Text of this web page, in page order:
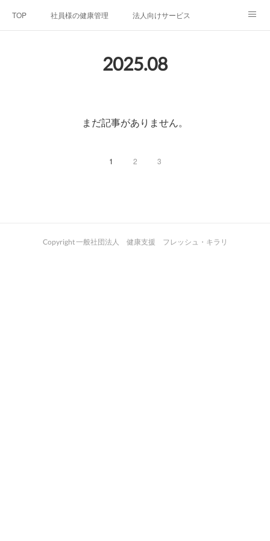
TOP 社員様の健康管理 法人向けサービス
プライバシーポリシー
2025.08
まだ記事がありません。
1 2 3
Copyright 一般社団法人 健康支援 フレッシュ・キラリ